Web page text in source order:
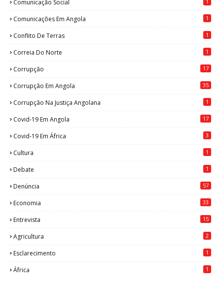
Comunicação Social
Comunicações Em Angola 1
Conflito De Terras 1
Correia Do Norte 1
Corrupção 17
Corrupção Em Angola 35
Corrupção Na Justiça Angolana 1
Covid-19 Em Angola 17
Covid-19 Em África 3
Cultura 1
Debate 1
Denúncia 57
Economia 33
Entrevista 15
Agricultura 2
Esclarecimento 1
África 1